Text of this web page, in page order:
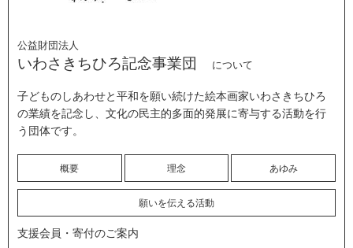
公益財団法人
いわさきちひろ記念事業団 について
子どものしあわせと平和を願い続けた絵本画家いわさきちひろ
の業績を記念し、文化の民主的多面的発展に寄与する活動を行
う団体です。
概要 理念 あゆみ
願いを伝える活動
支援会員・寄付のご案内